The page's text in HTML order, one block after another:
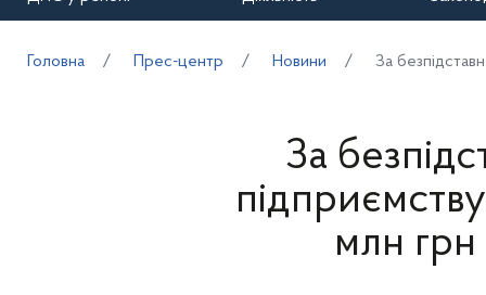
Головна Прес-центр Новини За
За
млн грн